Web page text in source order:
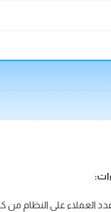
العملاء على النظام